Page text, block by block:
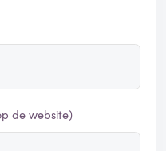
de website)